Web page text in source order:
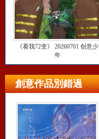
《看我72变》 20260701 创意少
年
創意作品別錯過